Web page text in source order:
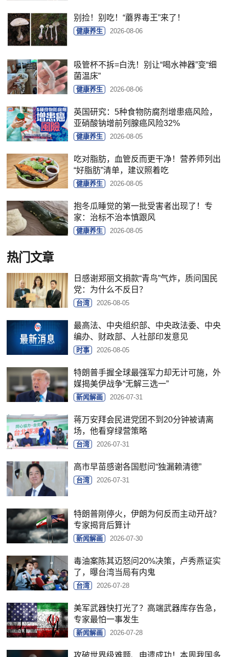
别捡！别吃！“蘑界毒王”来了！
健康养生 2026-08-06
吸管杯不拆=白洗！别让“喝水神器”变“细
菌温床”
健康养生 2026-08-06
英国研究：5种食物防腐剂增患癌风险，
亚硝酸钠增前列腺癌风险32%
健康养生 2026-08-05
吃对脂肪，血管反而更干净！营养师列出
“好脂肪”清单，建议照着吃
健康养生 2026-08-05
抱冬瓜睡觉的第一批受害者出现了！专
家：治标不治本慎跟风
健康养生 2026-08-05
热门文章
日感谢郑丽文捐款“青鸟”气炸，质问国民
党：为什么不反日？
台湾 2026-08-05
最高法、中央组织部、中央政法委、中央
编办、财政部、人社部印发意见
时事 2026-08-05
特朗普手握全球最强军力却无计可施，外
媒揭美伊战争“无解三选一”
新闻解画 2026-07-31
蒋万安拜会民进党团不到20分钟被请离
场，他看穿绿营策略
台湾 2026-07-31
高市早苗感谢各国慰问“独漏赖清德”
台湾 2026-07-31
特朗普刚停火，伊朗为何反而主动开战？
专家揭背后算计
新闻解画 2026-07-30
毒油案陈其迈怒问20%决策，卢秀燕证实
了，曝台湾当局有内鬼
台湾 2026-07-28
美军武器快打光了？高端武器库存告急，
专家最怕一事发生
新闻解画 2026-07-28